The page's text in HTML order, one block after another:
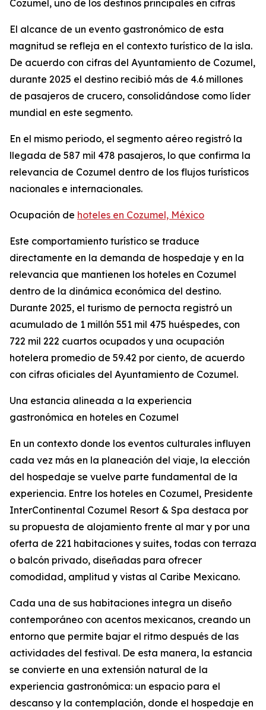
Cozumel, uno de los destinos principales en cifras
El alcance de un evento gastronómico de esta
magnitud se refleja en el contexto turístico de la isla.
De acuerdo con cifras del Ayuntamiento de Cozumel,
durante 2025 el destino recibió más de 4.6 millones
de pasajeros de crucero, consolidándose como líder
mundial en este segmento.
En el mismo periodo, el segmento aéreo registró la
llegada de 587 mil 478 pasajeros, lo que confirma la
relevancia de Cozumel dentro de los flujos turísticos
nacionales e internacionales.
Ocupación de hoteles en Cozumel, México
Este comportamiento turístico se traduce
directamente en la demanda de hospedaje y en la
relevancia que mantienen los hoteles en Cozumel
dentro de la dinámica económica del destino.
Durante 2025, el turismo de pernocta registró un
acumulado de 1 millón 551 mil 475 huéspedes, con
722 mil 222 cuartos ocupados y una ocupación
hotelera promedio de 59.42 por ciento, de acuerdo
con cifras oficiales del Ayuntamiento de Cozumel.
Una estancia alineada a la experiencia
gastronómica en hoteles en Cozumel
En un contexto donde los eventos culturales influyen
cada vez más en la planeación del viaje, la elección
del hospedaje se vuelve parte fundamental de la
experiencia. Entre los hoteles en Cozumel, Presidente
InterContinental Cozumel Resort & Spa destaca por
su propuesta de alojamiento frente al mar y por una
oferta de 221 habitaciones y suites, todas con terraza
o balcón privado, diseñadas para ofrecer
comodidad, amplitud y vistas al Caribe Mexicano.
Cada una de sus habitaciones integra un diseño
contemporáneo con acentos mexicanos, creando un
entorno que permite bajar el ritmo después de las
actividades del festival. De esta manera, la estancia
se convierte en una extensión natural de la
experiencia gastronómica: un espacio para el
descanso y la contemplación, donde el hospedaje en